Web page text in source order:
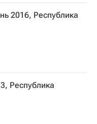
2016, Республика
Республика